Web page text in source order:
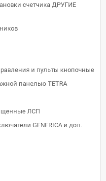
счетчика ДРУГИЕ
и пульты кнопочные
панелью TETRA
ЛСП
GENERICA и доп.